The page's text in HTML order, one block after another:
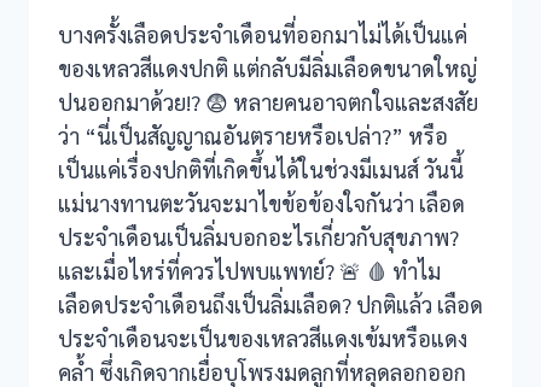
panel
panel
บางครั้งเลือดประจำเดือนที่ออกมาไม่ได้เป็นแค่
ของเหลวสีแดงปกติ แต่กลับมีลิ่มเลือดขนาดใหญ่
ปนออกมาด้วย!? 😨 หลายคนอาจตกใจและสงสัย
ว่า “นี่เป็นสัญญาณอันตรายหรือเปล่า?” หรือ
เป็นแค่เรื่องปกติที่เกิดขึ้นได้ในช่วงมีเมนส์ วันนี้
แม่นางทานตะวันจะมาไขข้อข้องใจกันว่า เลือด
ประจำเดือนเป็นลิ่มบอกอะไรเกี่ยวกับสุขภาพ?
และเมื่อไหร่ที่ควรไปพบแพทย์? 🚨 🩸 ทำไม
เลือดประจำเดือนถึงเป็นลิ่มเลือด? ปกติแล้ว เลือด
ประจำเดือนจะเป็นของเหลวสีแดงเข้มหรือแดง
คล้ำ ซึ่งเกิดจากเยื่อบุโพรงมดลูกที่หลุดลอกออก